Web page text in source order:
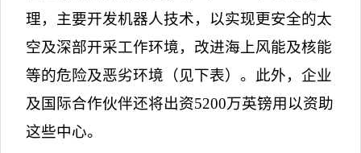
理，主要开发机器人技术，以实现更安全的太
空及深部开采工作环境，改进海上风能及核能
等的危险及恶劣环境（见下表）。此外，企业
及国际合作伙伴还将出资5200万英镑用以资助
这些中心。